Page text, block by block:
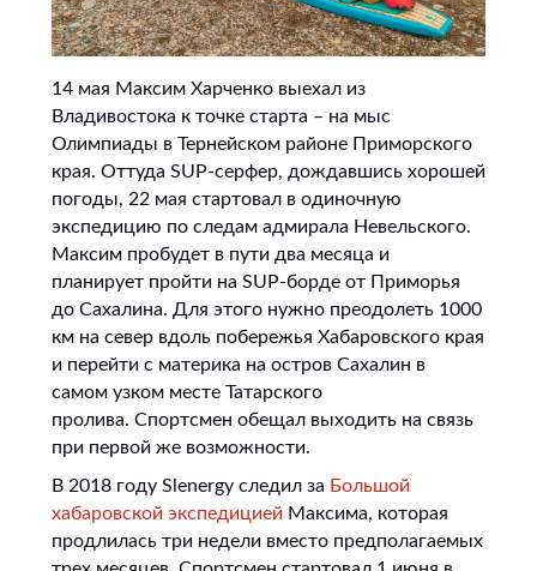
14 мая Максим Харченко выехал из
Владивостока к точке старта – на мыс
Олимпиады в Тернейском районе Приморского
края. Оттуда SUP-серфер, дождавшись хорошей
погоды, 22 мая стартовал в одиночную
экспедицию по следам адмирала Невельского.
Максим пробудет в пути два месяца и
планирует пройти на SUP-борде от Приморья
до Сахалина. Для этого нужно преодолеть 1000
км на север вдоль побережья Хабаровского края
и перейти с материка на остров Сахалин в
самом узком месте Татарского
пролива. Спортсмен обещал выходить на связь
при первой же возможности.
В 2018 году Slenergy следил за Большой
хабаровской экспедицией Максима, которая
продлилась три недели вместо предполагаемых